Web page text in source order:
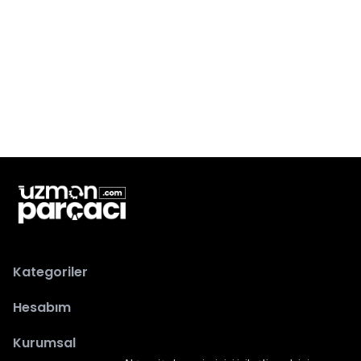
Kategoriler
Hesabım
Kurumsal